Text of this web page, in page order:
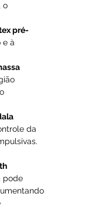
o
pré-
e à
da
pode